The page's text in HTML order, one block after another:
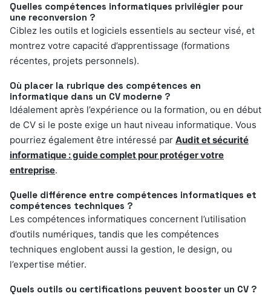
Quelles compétences informatiques privilégier pour
une reconversion ?
Ciblez les outils et logiciels essentiels au secteur visé, et
montrez votre capacité d’apprentissage (formations
récentes, projets personnels).
Où placer la rubrique des compétences en
informatique dans un CV moderne ?
Idéalement après l’expérience ou la formation, ou en début
de CV si le poste exige un haut niveau informatique. Vous
pourriez également être intéressé par Audit et sécurité
informatique : guide complet pour protéger votre
entreprise.
Quelle différence entre compétences informatiques et
compétences techniques ?
Les compétences informatiques concernent l’utilisation
d’outils numériques, tandis que les compétences
techniques englobent aussi la gestion, le design, ou
l’expertise métier.
Quels outils ou certifications peuvent booster un CV ?